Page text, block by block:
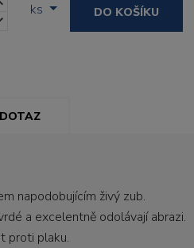
ks DO KOŠÍKU
DOTAZ
napodobujícím živý zub.
a excelentně odolávají abrazi.
proti plaku.